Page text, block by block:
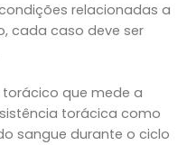
relacionadas a
cada caso deve ser
que mede a
torácica como
sangue durante o ciclo